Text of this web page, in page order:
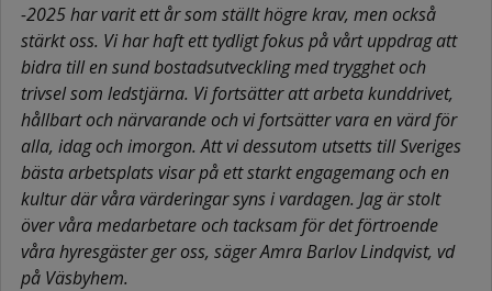
-2025 har varit ett år som ställt högre krav, men också
stärkt oss. Vi har haft ett tydligt fokus på vårt uppdrag att
bidra till en sund bostadsutveckling med trygghet och
trivsel som ledstjärna. Vi fortsätter att arbeta kunddrivet,
hållbart och närvarande och vi fortsätter vara en värd för
alla, idag och imorgon. Att vi dessutom utsetts till Sveriges
bästa arbetsplats visar på ett starkt engagemang och en
kultur där våra värderingar syns i vardagen. Jag är stolt
över våra medarbetare och tacksam för det förtroende
våra hyresgäster ger oss, säger Amra Barlov Lindqvist, vd
på Väsbyhem.